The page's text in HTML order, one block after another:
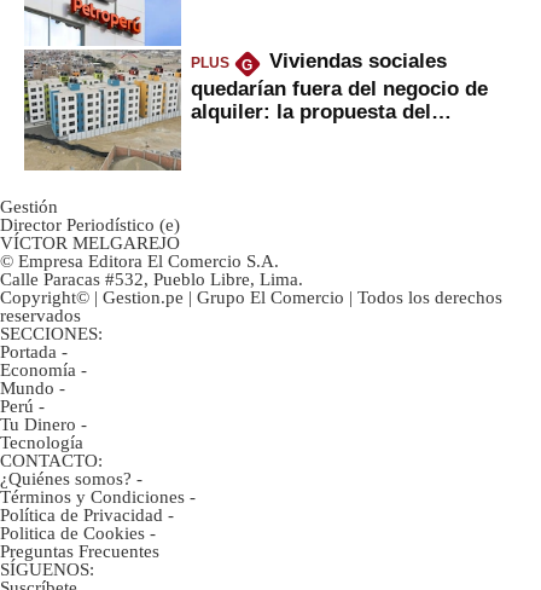
PLUS G
Viviendas sociales
quedarían fuera del negocio de
alquiler: la propuesta del
Gestión
Director Periodístico (e)
VÍCTOR MELGAREJO
© Empresa Editora El Comercio S.A.
Calle Paracas #532, Pueblo Libre, Lima.
Copyright© | Gestion.pe | Grupo El Comercio | Todos los derechos
reservados
SECCIONES:
Portada -
Economía -
Mundo -
Perú -
Tu Dinero -
Tecnología
CONTACTO:
¿Quiénes somos? -
Términos y Condiciones -
Política de Privacidad -
Politica de Cookies -
Preguntas Frecuentes
SÍGUENOS: